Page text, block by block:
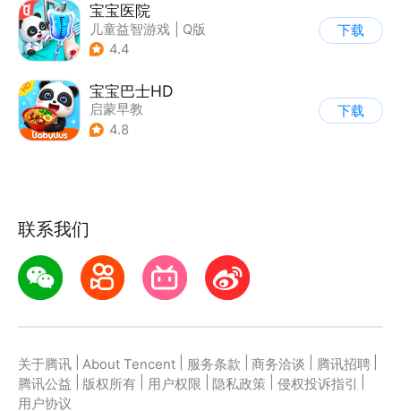
宝宝医院
儿童益智游戏
Q版
4.4
下载
宝宝巴士HD
启蒙早教
| 儿童益智游戏
4.8
下载
联系我们
关于腾讯 About Tencent 服务条款 商务洽谈 腾讯招聘
腾讯公益
版权所有 用户权限 隐私政策 侵权投诉指引
用户协议